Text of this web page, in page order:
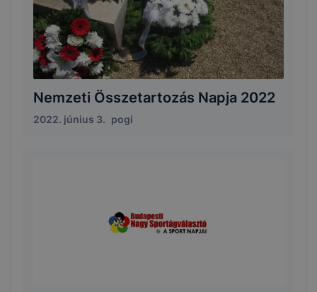
Nemzeti Összetartozás Napja 2022
2022. június 3. pogi